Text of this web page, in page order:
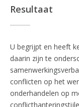
Resultaat
U begrijpt en heeft
daarin zijn te
conflicten op het
onderhandelen op